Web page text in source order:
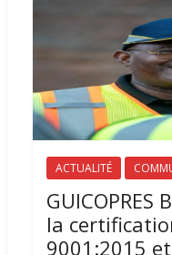
ACTUALITÉ
GUICOPRES
la
9001:2015